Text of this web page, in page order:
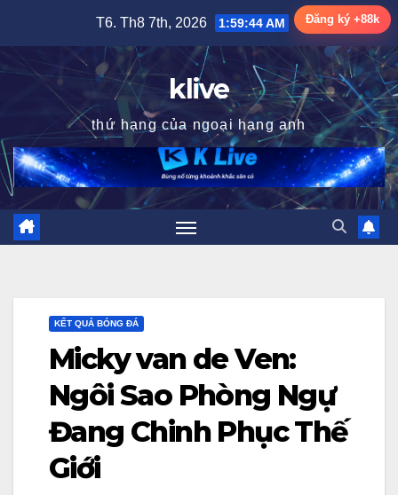
content
T6. Th8 7th, 2026 1:59:45 AM
klive
thứ hạng của ngoại hạng anh
KẾT QUẢ BÓNG ĐÁ
Micky van de Ven:
Ngôi Sao Phòng Ngự
Đang Chinh Phục Thế
Giới
Đăng ký +88k